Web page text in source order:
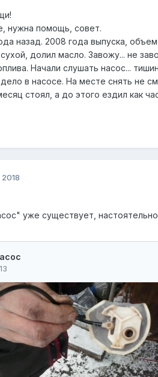
нужна помощь, совет.
назад. 2008 года выпуска,
долил масло. Завожу... не
Начали слушать насос...
в насосе. На месте снять не
стоял, а до этого ездил как
уже существует,